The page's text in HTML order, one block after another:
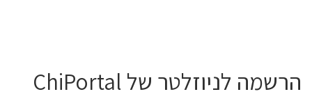
הרשמה לניוזלטר של ChiPortal